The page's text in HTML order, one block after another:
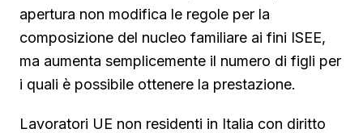
apertura non modifica le regole per la
composizione del nucleo familiare ai fini ISEE,
ma aumenta semplicemente il numero di figli per
i quali è possibile ottenere la prestazione.
Lavoratori UE non residenti in Italia con diritto